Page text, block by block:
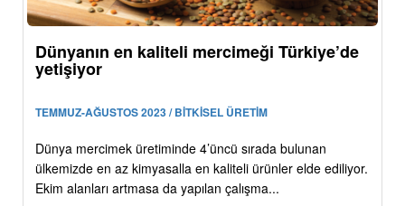
Dünyanın en kaliteli mercimeği Türkiye’de
yetişiyor
TEMMUZ-AĞUSTOS 2023 / BİTKİSEL ÜRETİM
Dünya mercimek üretiminde 4’üncü sırada bulunan
ülkemizde en az kimyasalla en kaliteli ürünler elde ediliyor.
Ekim alanları artmasa da yapılan çalışma...